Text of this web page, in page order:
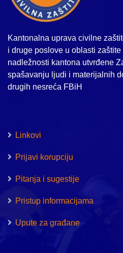
Kantonalna uprava civilne
i druge poslove u oblasti
nadležnosti kantona utvrđene
spašavanju ljudi i materijalnih
drugih nesreća FBiH
Linkovi
Prijavi korupciju
Pitanja i sugestije
Pristup informacijama
Upute za građane